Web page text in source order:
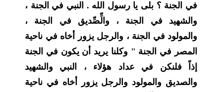
في الجنة ؟ بلى يا رسول الله . النبي في الجنة ،
والشهيد في الجنة ، والِّصِّديق في الجنة ،
والمولود في الجنة ، والرجل يزور أخاه في ناحية
المصر في الجنة " وكلنا يريد أن يكون في الجنة
إذاً فلنكن في عداد هؤلاء ، النبي والشهيد
والصديق والمولود والرجل يزور أخاه في ناحية